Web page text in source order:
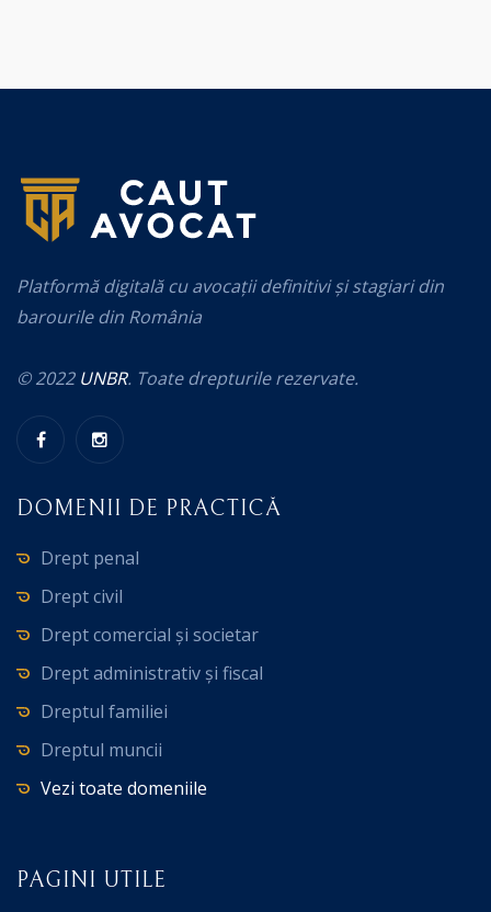
Platformă digitală cu avocații definitivi și stagiari din
barourile din România
© 2022 UNBR. Toate drepturile rezervate.
DOMENII DE PRACTICĂ
Drept penal
Drept civil
Drept comercial și societar
Drept administrativ și fiscal
Dreptul familiei
Dreptul muncii
Vezi toate domeniile
PAGINI UTILE